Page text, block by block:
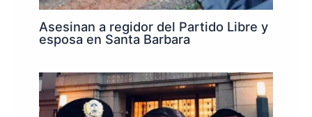
Asesinan a regidor del Partido Libre y
esposa en Santa Barbara